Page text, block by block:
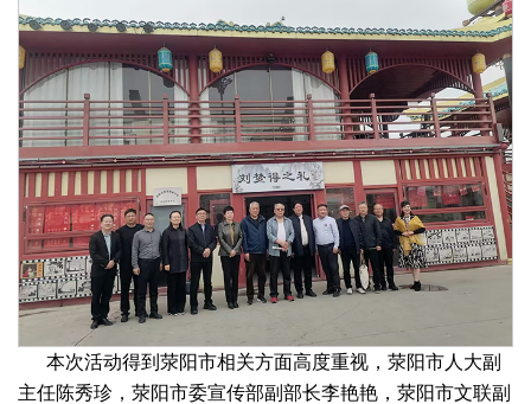
本次活动得到荥阳市相关方面高度重视，荥阳市人大副
主任陈秀珍，荥阳市委宣传部副部长李艳艳，荥阳市文联副